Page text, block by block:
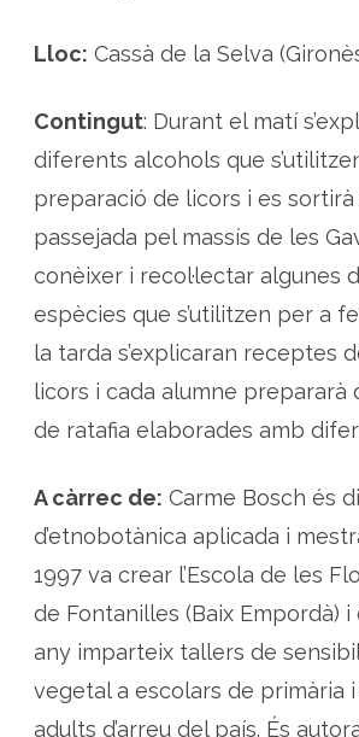
Lloc: Cassà de la Selva
Contingut: Durant el matí
diferents alcohols que
preparació de licors i es sortirà
passejada pel massís de les
conèixer i recol·lectar algunes
espècies que s’utilitzen per a
la tarda s’explicaran receptes
licors i cada alumne prepararà
de ratafia elaborades amb
A càrrec de: Carme Bosch és
d’etnobotànica aplicada i
1997 va crear l’Escola de les
de Fontanilles (Baix Empordà)
any imparteix tallers de
vegetal a escolars de primària
adults d’arreu del país. És